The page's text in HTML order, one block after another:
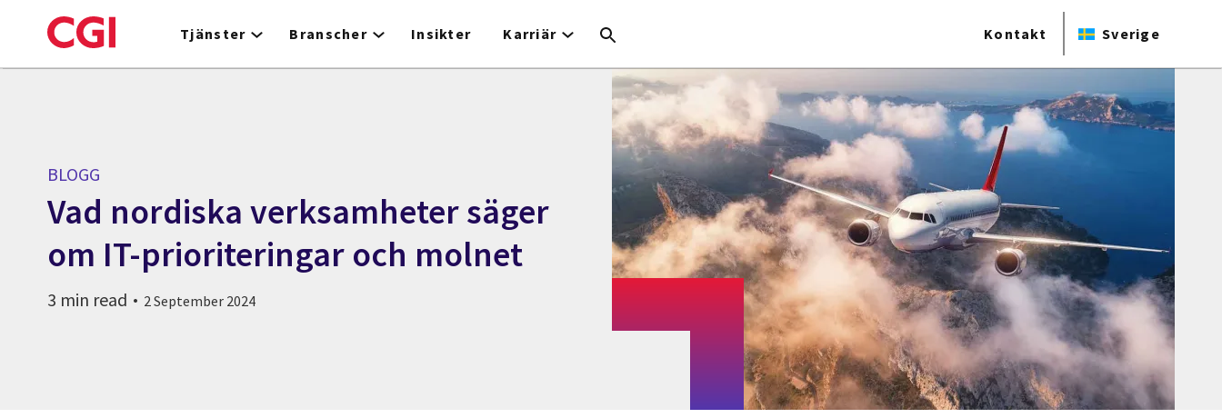
to
Tjänster Branscher Insikter Karriär Kontakt Sverige
BLOGG
Vad nordiska verksamheter säger
om IT-prioriteringar och molnet
3 min read 2 September 2024